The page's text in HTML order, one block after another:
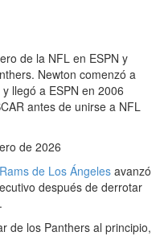
de la NFL en ESPN y
Newton comenzó a
llegó a ESPN en 2006
antes de unirse a NFL
de 2026
Rams de Los Ángeles avanzó
después de derrotar
de los Panthers al principio,